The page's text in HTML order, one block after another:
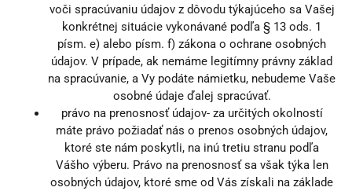
voči spracúvaniu údajov z dôvodu týkajúceho sa Vašej
konkrétnej situácie vykonávané podľa § 13 ods. 1
písm. e) alebo písm. f) zákona o ochrane osobných
údajov. V prípade, ak nemáme legitímny právny základ
na spracúvanie, a Vy podáte námietku, nebudeme Vaše
osobné údaje ďalej spracúvať.
právo na prenosnosť údajov- za určitých okolností
máte právo požiadať nás o prenos osobných údajov,
ktoré ste nám poskytli, na inú tretiu stranu podľa
Vášho výberu. Právo na prenosnosť sa však týka len
osobných údajov, ktoré sme od Vás získali na základe